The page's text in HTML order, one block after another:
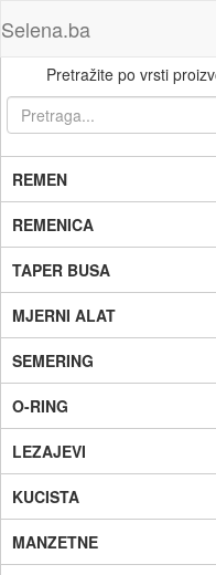
Selena.ba
Pretražite po vrsti
REMEN
REMENICA
TAPER BUSA
MJERNI ALAT
SEMERING
O-RING
LEZAJEVI
KUCISTA
MANZETNE